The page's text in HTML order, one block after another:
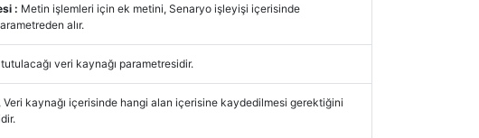
: Metin işlemleri için ek metini, Senaryo işleyişi içerisinde
alır.
veri kaynağı parametresidir.
Veri kaynağı içerisinde hangi alan içerisine kaydedilmesi gerektiğini